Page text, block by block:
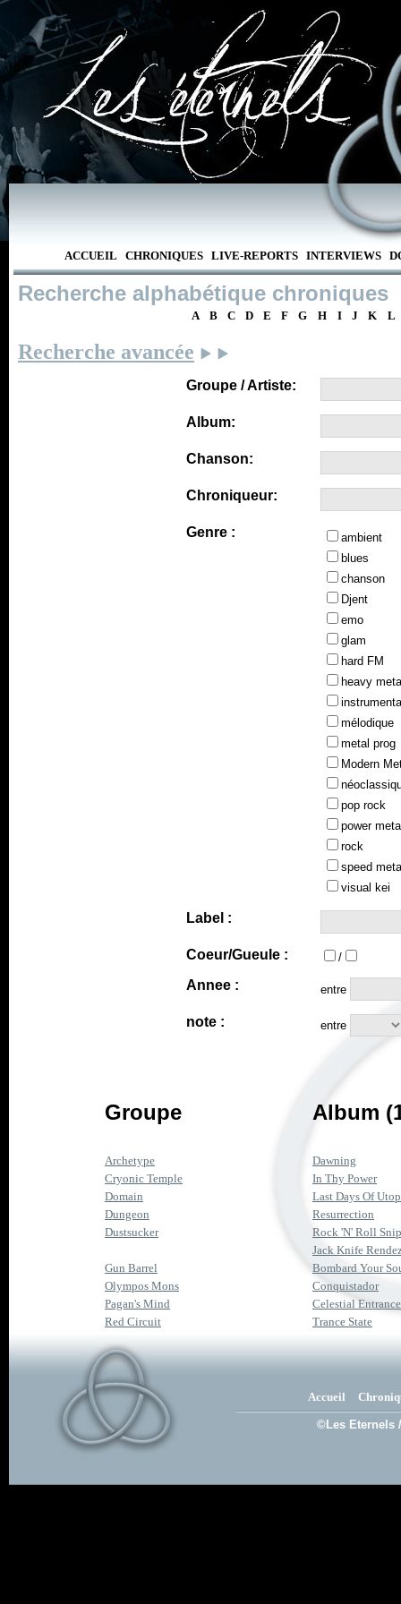
ACCUEIL CHRONIQUES LIVE-REPORTS INTERVIEWS
Recherche alphabétique chroniques
A B C D E F G H I J K L
Recherche avancée
Groupe / Artiste:
Album:
Chanson:
Chroniqueur:
Genre :
ambient
blues
chanson
Djent
emo
glam
hard FM
heavy
mélodique
metal prog
Modern
pop rock
power
rock
speed
visual kei
Label :
Coeur/Gueule : /
Annee : entre
note : entre
Groupe Album
Archetype
Dawning
Cryonic Temple
In Thy Power
Domain
Last Days Of
Dungeon
Resurrection
Dustsucker
Rock 'N' Roll
Jack Knife
Gun Barrel
Bombard Your
Olympos Mons
Conquistador
Pagan's Mind
Celestial Entrance
Red Circuit
Trance State
Accueil
©Les Eternels